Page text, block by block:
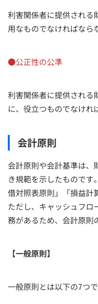
利害関係者に提供される
用なものでなければなら
●公正性の公準
利害関係者に提供される
に、役立つものでなけれ
会計原則
会計原則や会計基準は、
き規範を示したものです
借対照表原則」「損益計
ただし、キャッシュフロ
務があるため、会計原則
【一般原則】
一般原則とは以下の7つ